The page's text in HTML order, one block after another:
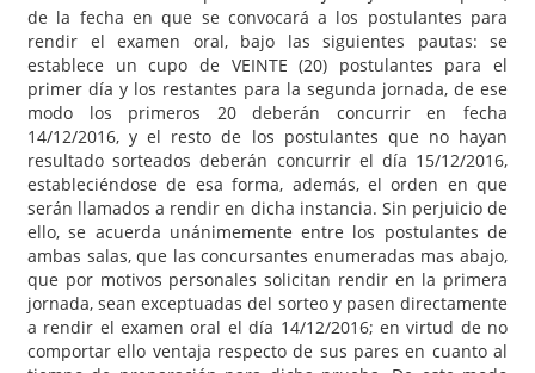
de la fecha en que se convocará a los postulantes para
rendir el examen oral, bajo las siguientes pautas: se
establece un cupo de VEINTE (20) postulantes para el
primer día y los restantes para la segunda jornada, de ese
modo los primeros 20 deberán concurrir en fecha
14/12/2016, y el resto de los postulantes que no hayan
resultado sorteados deberán concurrir el día 15/12/2016,
estableciéndose de esa forma, además, el orden en que
serán llamados a rendir en dicha instancia. Sin perjuicio de
ello, se acuerda unánimemente entre los postulantes de
ambas salas, que las concursantes enumeradas mas abajo,
que por motivos personales solicitan rendir en la primera
jornada, sean exceptuadas del sorteo y pasen directamente
a rendir el examen oral el día 14/12/2016; en virtud de no
comportar ello ventaja respecto de sus pares en cuanto al